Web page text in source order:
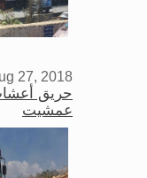
27, 2018
حريق
عمشيت